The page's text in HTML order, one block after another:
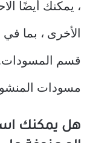
الأخرى ، بما
قسم المسودات.
مسودات